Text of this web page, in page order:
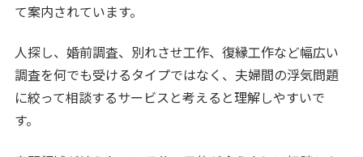
て案内されています。
人探し、婚前調査、別れさせ工作、復縁工作など幅広い
調査を何でも受けるタイプではなく、夫婦間の浮気問題
に絞って相談するサービスと考えると理解しやすいで
す。